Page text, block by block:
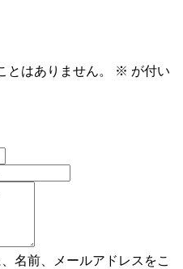
とはありません。 ※ が付い
名前、メールアドレスをこ